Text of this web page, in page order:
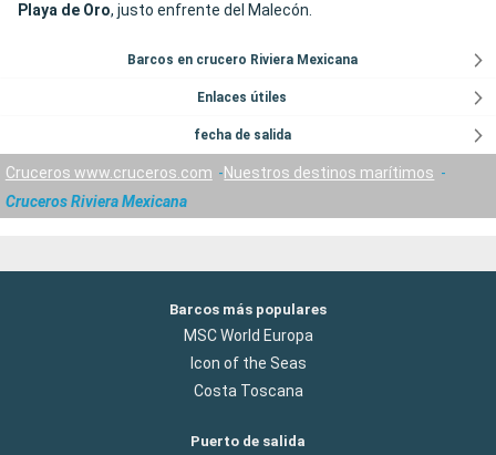
Playa de Oro, justo enfrente del Malecón.
Barcos en crucero Riviera Mexicana
Enlaces útiles
fecha de salida
Cruceros www.cruceros.com
Nuestros destinos marítimos
Cruceros Riviera Mexicana
Barcos más populares
MSC World Europa
Icon of the Seas
Costa Toscana
Puerto de salida